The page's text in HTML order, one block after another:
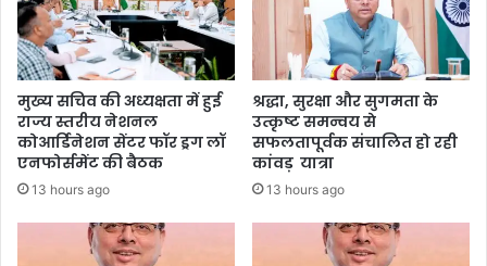
मुख्य सचिव की अध्यक्षता में हुई
राज्य स्तरीय नेशनल
कोआर्डिनेशन सेंटर फॉर ड्रग लॉ
एनफोर्समेंट की बैठक
13 hours ago
श्रद्धा, सुरक्षा और सुगमता के
उत्कृष्ट समन्वय से
सफलतापूर्वक संचालित हो रही
कांवड़ यात्रा
13 hours ago